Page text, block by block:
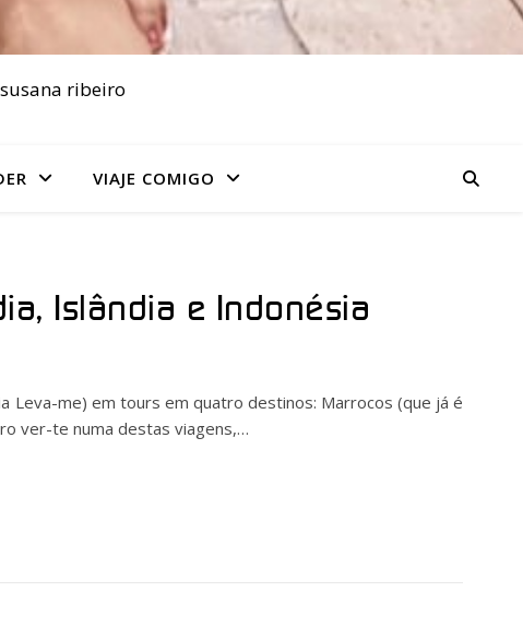
ribeiro
VIAJE COMIGO
Islândia e Indonésia
Leva-me) em tours em quatro destinos: Marrocos (que já é
ver-te numa destas viagens,…